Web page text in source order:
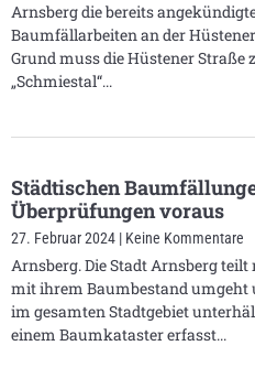
Arnsberg die bereits
Baumfällarbeiten an der
Grund muss die Hüstener Straße
„Schmiestal“
Städtischen
Überprüfungen voraus
27. Februar 2024 Keine Kommentare
Arnsberg. Die Stadt Arnsberg
mit ihrem Baumbestand umgeht
im gesamten Stadtgebiet
einem Baumkataster erfasst